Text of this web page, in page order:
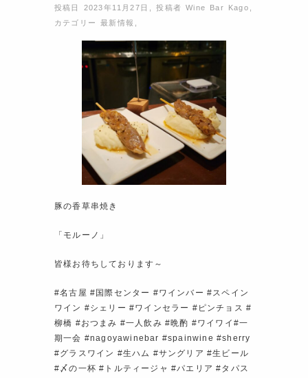
投稿日 2023年11月27日 ,投稿者Wine Bar Kago
カテゴリー最新情報
豚の香草串焼き
「モルーノ」
皆様お待ちしております～
#名古屋 #国際センター #ワインバー #スペイン
ワイン #シェリー #ワインセラー #ピンチョス #
柳橋 #おつまみ #一人飲み #晩酌 #ワイワイ#一
期一会 #nagoyawinebar #spainwine #sherry
#グラスワイン #生ハム #サングリア #生ビール
#〆の一杯 #トルティージャ #パエリア #タパス